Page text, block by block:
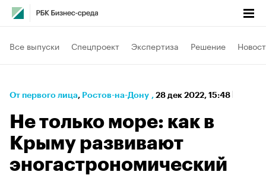
Все выпуски Спецпроект Экспертиза Решение
От первого лица⁠, Ростов-на-Дону , 28 дек 2022, 15:48
Не только море: как в
Крыму развивают
эногастрономический